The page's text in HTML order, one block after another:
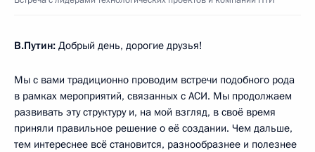
В.Путин: Добрый день, дорогие друзья!
Мы с вами традиционно проводим встречи подобного рода
в рамках мероприятий, связанных с АСИ. Мы продолжаем
развивать эту структуру и, на мой взгляд, в своё время
приняли правильное решение о её создании. Чем дальше,
тем интереснее всё становится, разнообразнее и полезнее